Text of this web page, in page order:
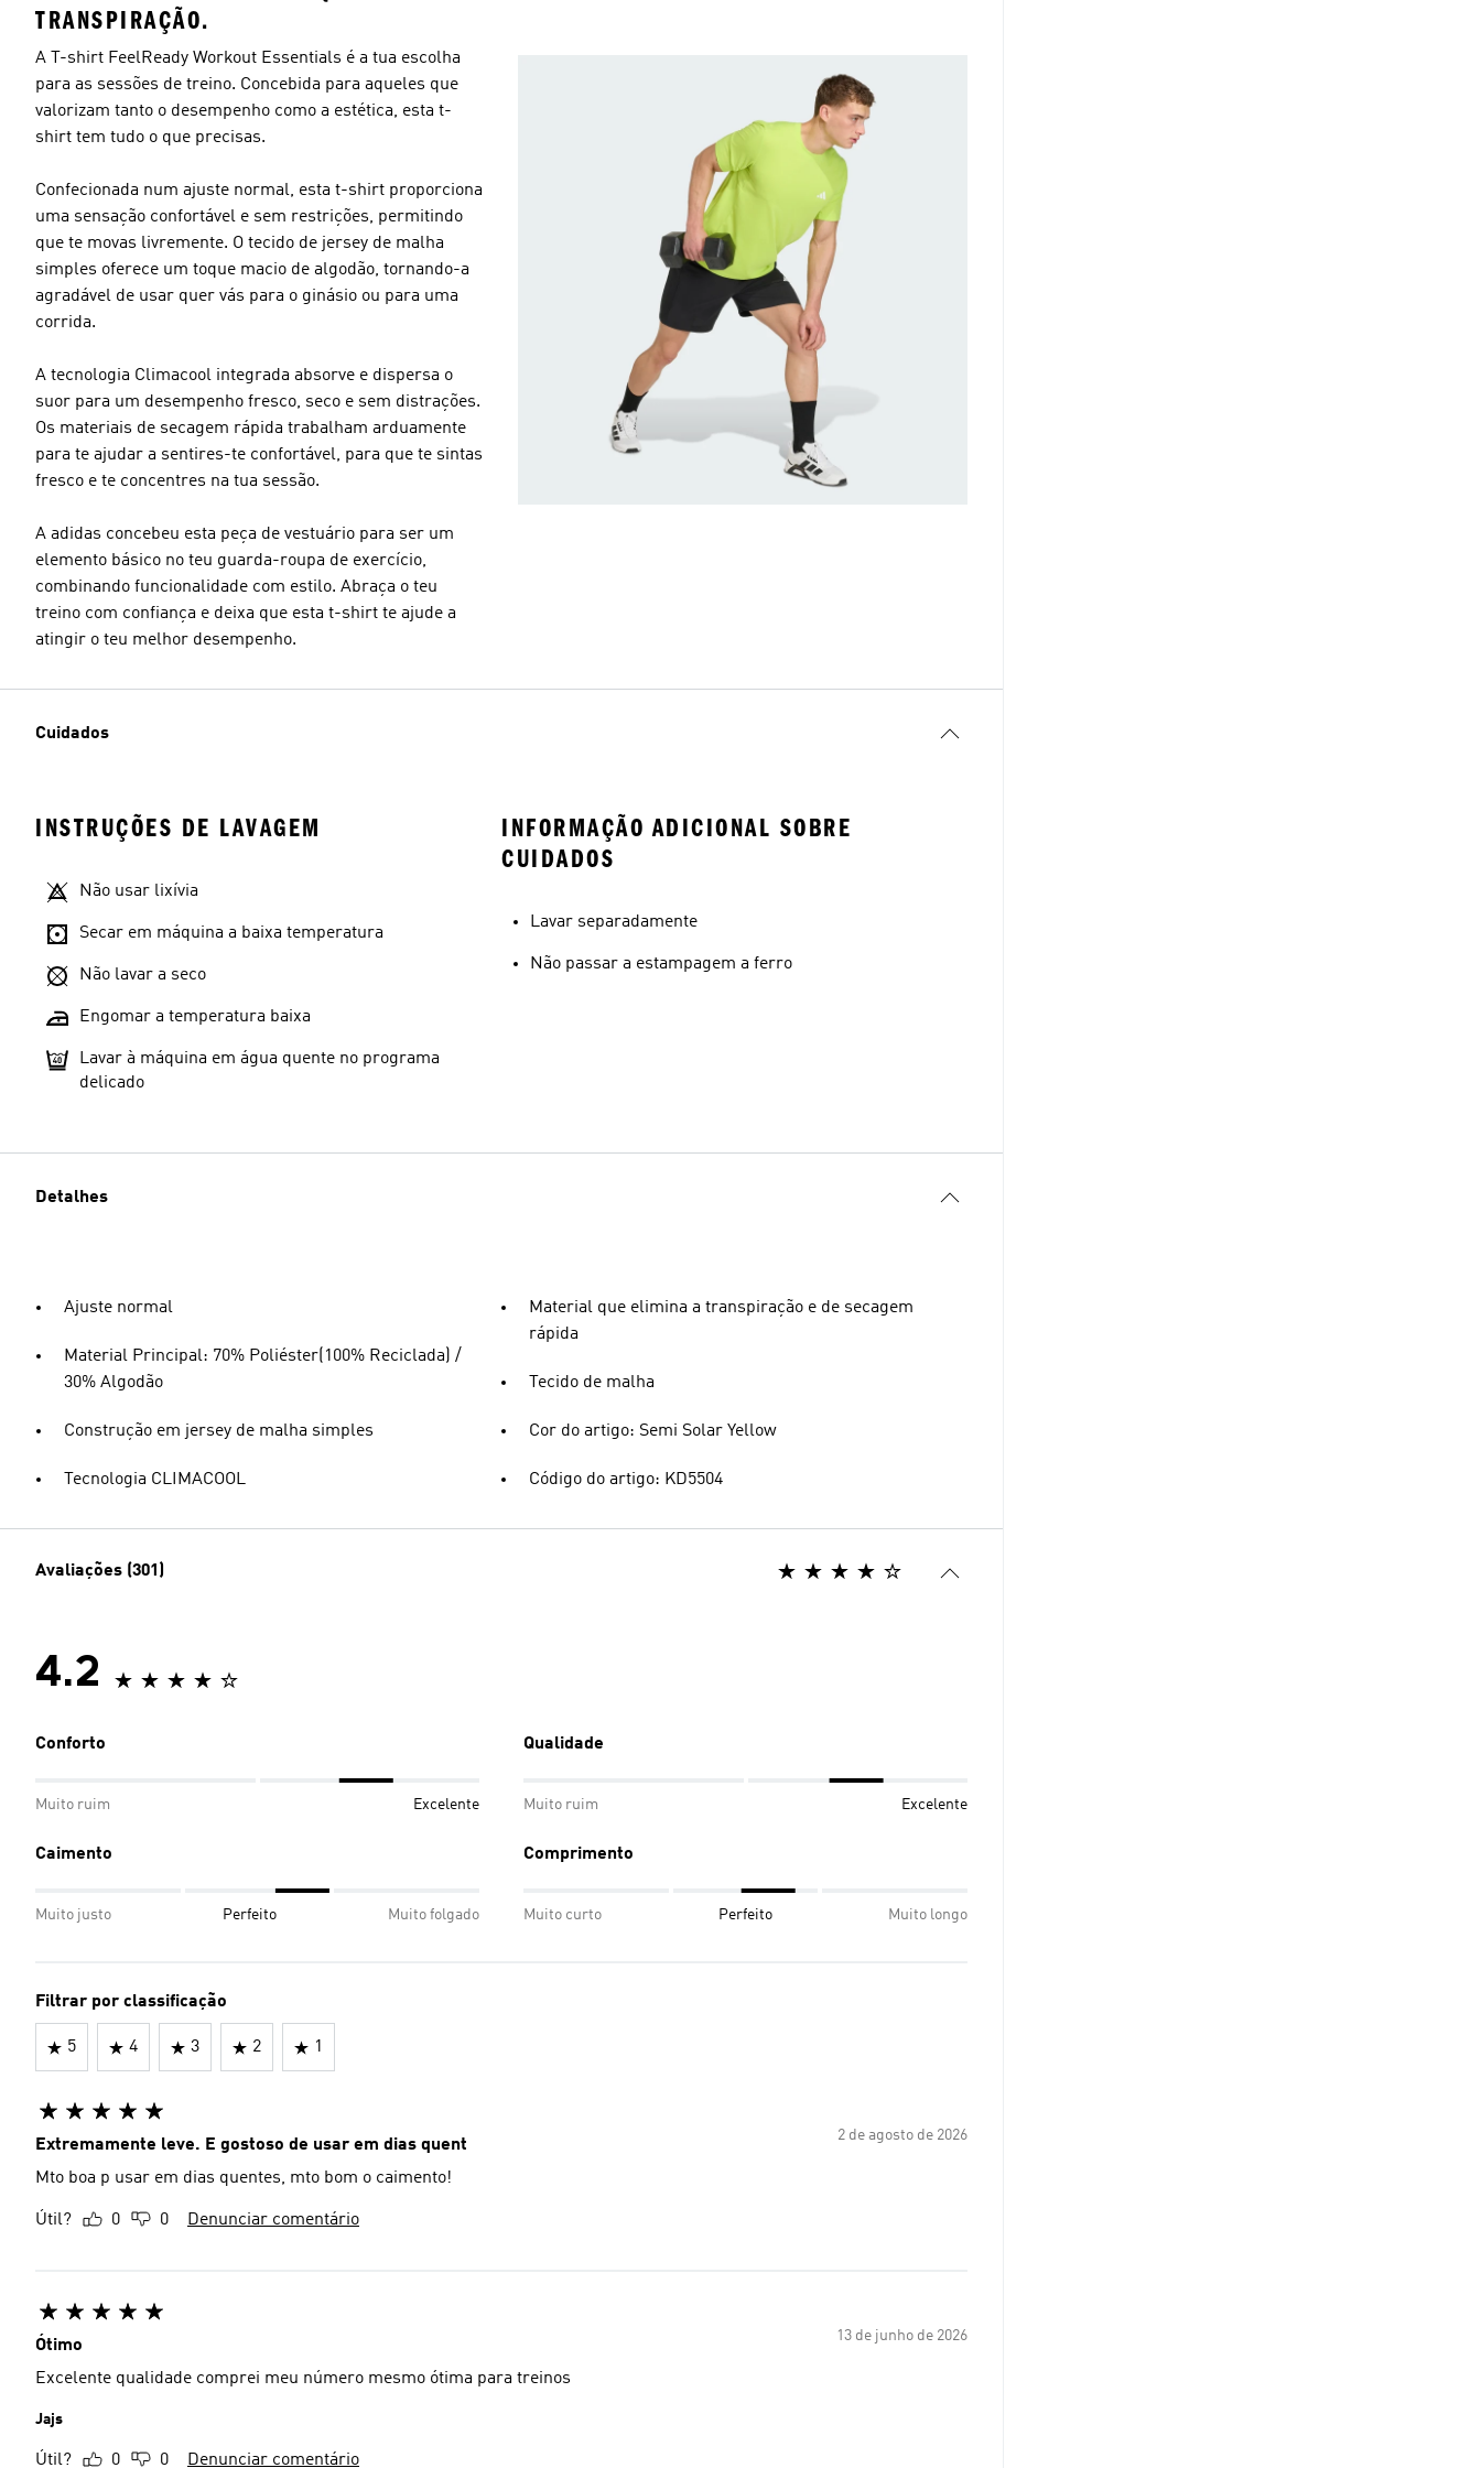
TRANSPIRAÇÃO.
A T-shirt FeelReady Workout Essentials é a tua escolha
para as sessões de treino. Concebida para aqueles que
valorizam tanto o desempenho como a estética, esta t-
shirt tem tudo o que precisas.
Confecionada num ajuste normal, esta t-shirt proporciona
uma sensação confortável e sem restrições, permitindo
que te movas livremente. O tecido de jersey de malha
simples oferece um toque macio de algodão, tornando-a
agradável de usar quer vás para o ginásio ou para uma
corrida.
A tecnologia Climacool integrada absorve e dispersa o
suor para um desempenho fresco, seco e sem distrações.
Os materiais de secagem rápida trabalham arduamente
para te ajudar a sentires-te confortável, para que te sintas
fresco e te concentres na tua sessão.
A adidas concebeu esta peça de vestuário para ser um
elemento básico no teu guarda-roupa de exercício,
combinando funcionalidade com estilo. Abraça o teu
treino com confiança e deixa que esta t-shirt te ajude a
atingir o teu melhor desempenho.
Cuidados
INSTRUÇÕES DE LAVAGEM
Não usar lixívia
Secar em máquina a baixa temperatura
Não lavar a seco
Engomar a temperatura baixa
Lavar à máquina em água quente no programa
delicado
INFORMAÇÃO ADICIONAL SOBRE
CUIDADOS
Lavar separadamente
Não passar a estampagem a ferro
Detalhes
Ajuste normal
Material Principal: 70% Poliéster(100% Reciclada) /
30% Algodão
Construção em jersey de malha simples
Tecnologia CLIMACOOL
Material que elimina a transpiração e de secagem
rápida
Tecido de malha
Cor do artigo: Semi Solar Yellow
Código do artigo: KD5504
Avaliações (301)
4.2
Conforto
Muito ruim Excelente
Qualidade
Muito ruim Excelente
Caimento
Muito justo Perfeito Muito folgado
Comprimento
Muito curto Perfeito Muito longo
Filtrar por classificação
5 4 3 2 1
2 de agosto de 2026
Extremamente leve. E gostoso de usar em dias quent
Mto boa p usar em dias quentes, mto bom o caimento!
Útil? 0 0 Denunciar comentário
13 de junho de 2026
Ótimo
Excelente qualidade comprei meu número mesmo ótima para treinos
Jajs
Útil? 0 0 Denunciar comentário